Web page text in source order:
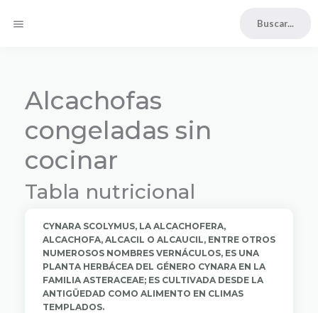
menu
Alcachofas
congeladas sin
cocinar
Tabla nutricional
CYNARA SCOLYMUS, LA ALCACHOFERA,
ALCACHOFA, ALCACIL O ALCAUCIL, ENTRE OTROS
NUMEROSOS NOMBRES VERNÁCULOS, ES UNA
PLANTA HERBÁCEA DEL GÉNERO CYNARA EN LA
FAMILIA ASTERACEAE; ES CULTIVADA DESDE LA
ANTIGÜEDAD COMO ALIMENTO EN CLIMAS
TEMPLADOS.